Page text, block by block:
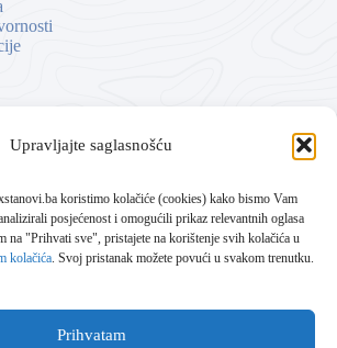
Upravljajte saglasnošću
koristimo kolačiće (cookies) kako bismo Vam
posjećenost i omogućili prikaz relevantnih oglasa
na "Prihvati sve", pristajete na korištenje svih kolačića u
kolačića. Svoj pristanak možete povući u svakom trenutku.
Prihvatam